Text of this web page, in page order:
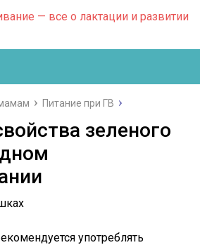
Питание при ГВ
зеленого
употреблять